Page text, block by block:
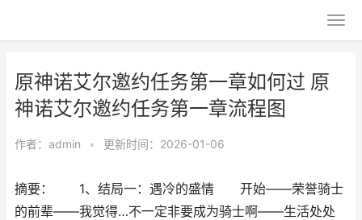
原神诺艾尔邀约任务第一章如何过 原
神诺艾尔邀约任务第一章流程图
作者： admin • 更新时间：2026-01-06
摘要： 1、结局一：遇冷的盛情 开始——荣誉骑士
的前辈——我觉得…不一定非要成为骑士啊——生活处处